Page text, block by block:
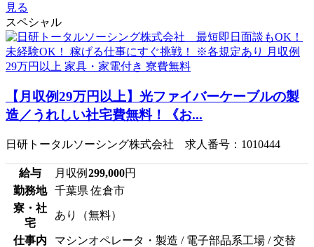
見る
スペシャル
【月収例29万円以上】光ファイバーケーブルの製
造／うれしい社宅費無料！《お...
日研トータルソーシング株式会社 求人番号：1010444
給与 月収例 299,000円
勤務地
千葉県 佐倉市
寮・社
宅
あり（無料）
仕事内
マシンオペレータ・製造 / 電子部品系工場 / 交替